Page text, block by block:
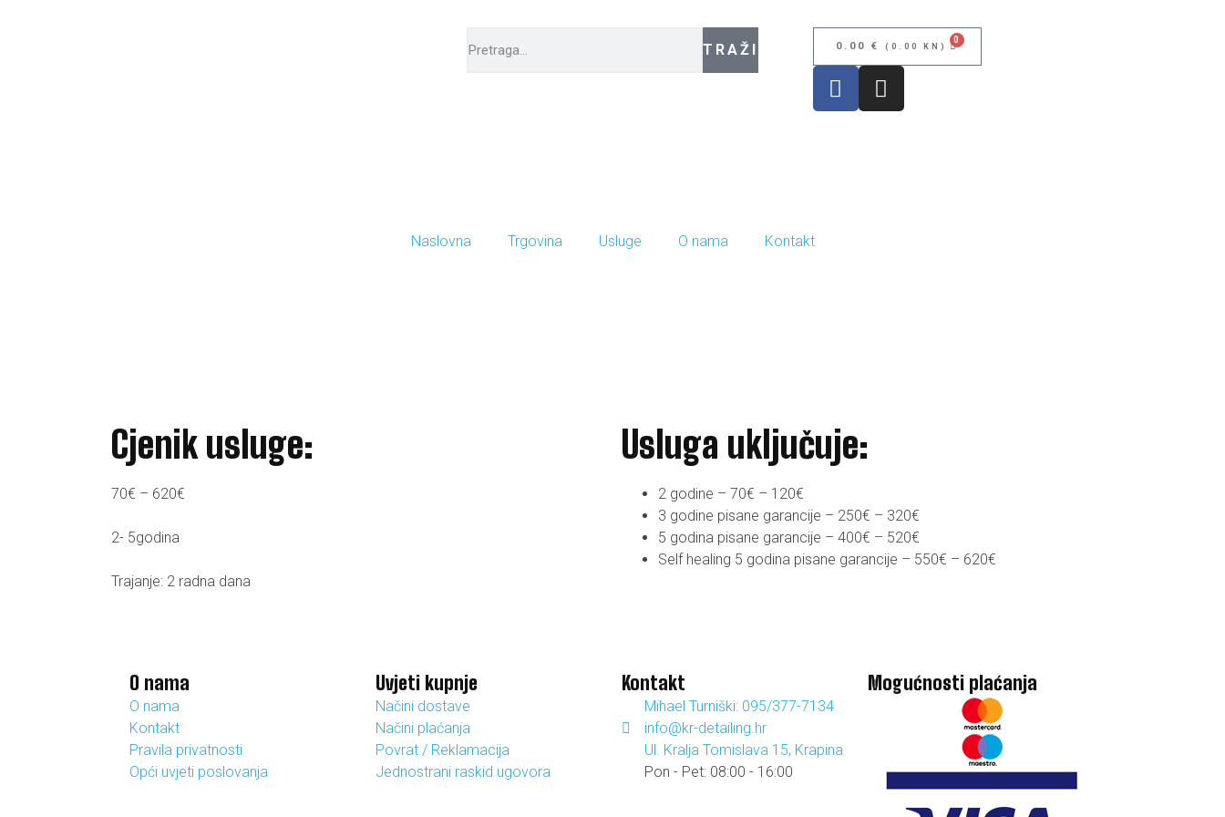
TRAŽI 0.00 € (0.00 KN)
0
Naslovna Trgovina Usluge O nama Kontakt
Cjenik usluge: Usluga uključuje:
70€ – 620€
2- 5godina
Trajanje: 2 radna dana
2 godine – 70€ – 120€
3 godine pisane garancije – 250€ – 320€
5 godina pisane garancije – 400€ – 520€
Self healing 5 godina pisane garancije – 550€ – 620€
O nama
O nama
Kontakt
Pravila privatnosti
Opći uvjeti poslovanja
Uvjeti kupnje
Načini dostave
Načini plaćanja
Povrat / Reklamacija
Jednostrani raskid ugovora
Kontakt
Mihael Turniški: 095/377-7134
info@kr-detailing.hr
Ul. Kralja Tomislava 15, Krapina
Pon - Pet: 08:00 - 16:00
Mogućnosti plaćanja